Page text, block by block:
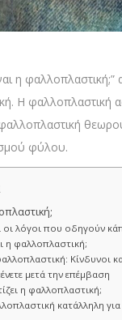
η
Η
φύλου.
οι λόγοι που οδηγούν
η φαλλοπλαστική;
Κίνδυνοι
μετά την επέμβαση
η φαλλοπλαστική;
κατάλληλη